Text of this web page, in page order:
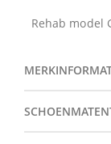
Rehab model